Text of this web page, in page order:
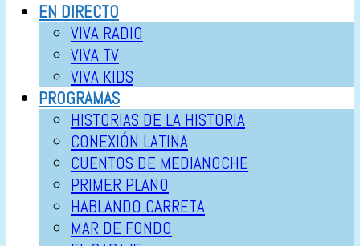
EN DIRECTO
VIVA RADIO
VIVA TV
VIVA KIDS
PROGRAMAS
HISTORIAS DE LA HISTORIA
CONEXIÓN LATINA
CUENTOS DE MEDIANOCHE
PRIMER PLANO
HABLANDO CARRETA
MAR DE FONDO